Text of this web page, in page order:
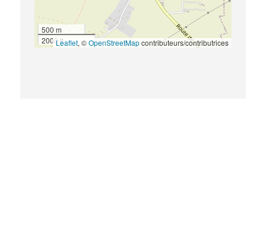
500 m
2000 ftLeaflet, ©OpenStreetMapcontributeurs/contributrices